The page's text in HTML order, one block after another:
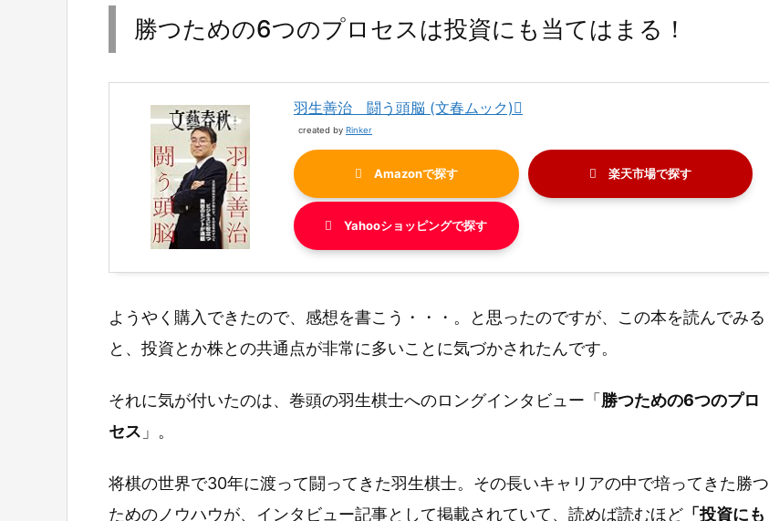
勝つための6つのプロセスは投資にも当てはまる！
羽生善治 闘う頭脳 (文春ムック)
created by Rinker
Amazon 楽天市場
Yahooショッピング
ようやく購入できたので、感想を書こう・・・。と思ったのですが、この本を読んでみる
と、投資とか株との共通点が非常に多いことに気づかされたんです。
それに気が付いたのは、巻頭の羽生棋士へのロングインタビュー「 勝つための6つのプロ
セス 」。
将棋の世界で30年に渡って闘ってきた羽生棋士。その長いキャリアの中で培ってきた勝つ
ためのノウハウが、インタビュー記事として掲載されていて、読めば読むほど 「投資にも